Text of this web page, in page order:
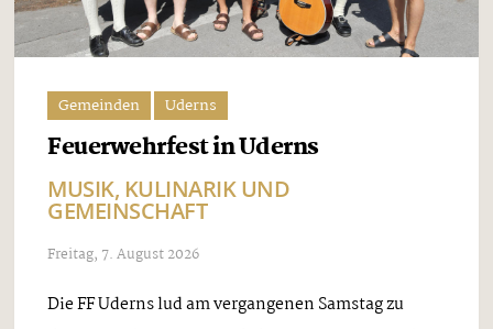
Gemeinden Uderns
Feuerwehrfest in Uderns
MUSIK, KULINARIK UND
GEMEINSCHAFT
Freitag, 7. August 2026
Die FF Uderns lud am vergangenen Samstag zu